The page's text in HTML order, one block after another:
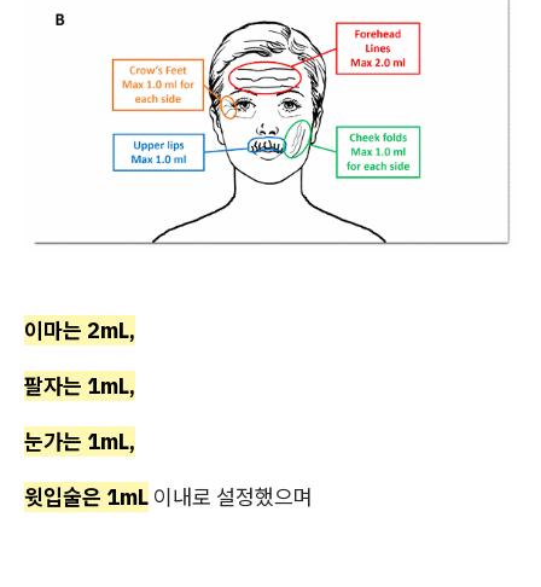
이마는 2mL,
팔자는 1mL,
눈가는 1mL,
윗입술은 1mL 이내로 설정했으며